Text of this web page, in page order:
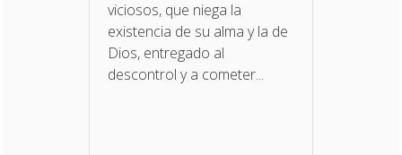
viciosos, que niega la
existencia de su alma y la de
Dios, entregado al
descontrol y a cometer...